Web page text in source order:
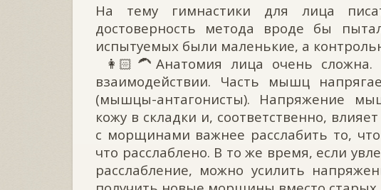
На тему гимнастики для лица
достоверность метода вроде бы
испытуемых были маленькие, а
⠀👩🏻‍🦱Анатомия лица очень
взаимодействии. Часть мышц
(мышцы-антагонисты). Напряжение
кожу в складки и, соответственно,
с морщинами важнее расслабить то,
что расслаблено. В то же время, если
расслабление, можно усилить